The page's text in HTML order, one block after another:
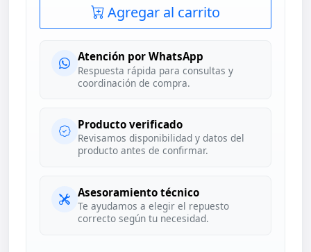
Agregar al carrito
Atención por WhatsApp
Respuesta rápida para consultas y
coordinación de compra.
Producto verificado
Revisamos disponibilidad y datos del
producto antes de confirmar.
Asesoramiento técnico
Te ayudamos a elegir el repuesto
correcto según tu necesidad.